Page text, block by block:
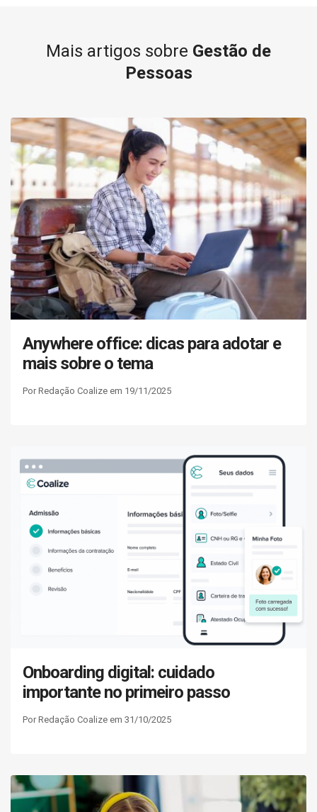
Mais artigos sobre Gestão de
Pessoas
Anywhere office: dicas para adotar e
mais sobre o tema
Por Redação Coalize em 19/11/2025
Onboarding digital: cuidado
importante no primeiro passo
Por Redação Coalize em 31/10/2025